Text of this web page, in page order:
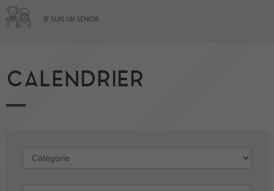
JE SUIS UN SENIOR
CALENDRIER